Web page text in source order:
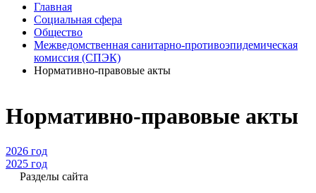
Нормативно-правовые акты
2026 год
2025 год
Разделы сайта
Главная
Социальная сфера
Общество
Межведомственная санитарно-противоэпидемическая
комиссия (СПЭК)
Нормативно-правовые акты